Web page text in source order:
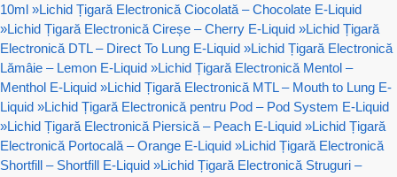
10ml »Lichid Țigară Electronică Ciocolată – Chocolate E-Liquid
»Lichid Țigară Electronică Cireșe – Cherry E-Liquid »Lichid Țigară
Electronică DTL – Direct To Lung E-Liquid »Lichid Țigară Electronică
Lămâie – Lemon E-Liquid »Lichid Țigară Electronică Mentol –
Menthol E-Liquid »Lichid Țigară Electronică MTL – Mouth to Lung E-
Liquid »Lichid Țigară Electronică pentru Pod – Pod System E-Liquid
»Lichid Țigară Electronică Piersică – Peach E-Liquid »Lichid Țigară
Electronică Portocală – Orange E-Liquid »Lichid Țigară Electronică
Shortfill – Shortfill E-Liquid »Lichid Țigară Electronică Struguri –